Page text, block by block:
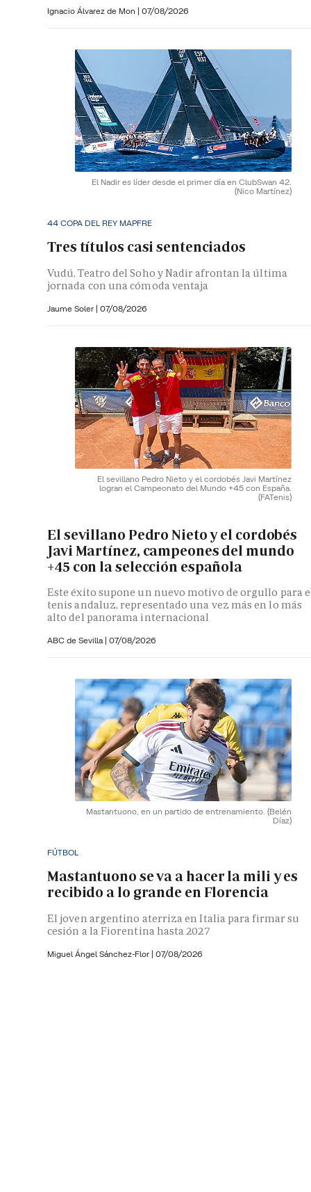
Ignacio Álvarez de Mon | 07/08/2026
El Nadir es líder desde el primer día en ClubSwan 42.
(Nico Martínez)
44 COPA DEL REY MAPFRE
Tres títulos casi sentenciados
Vudú, Teatro del Soho y Nadir afrontan la última
jornada con una cómoda ventaja
Jaume Soler | 07/08/2026
El sevillano Pedro Nieto y el cordobés Javi Martínez
logran el Campeonato del Mundo +45 con España.
(FATenis)
El sevillano Pedro Nieto y el cordobés
Javi Martínez, campeones del mundo
+45 con la selección española
Este éxito supone un nuevo motivo de orgullo para
tenis andaluz, representado una vez más en lo más
alto del panorama internacional
ABC de Sevilla | 07/08/2026
Mastantuono, en un partido de entrenamiento. (Belén
Díaz)
FÚTBOL
Mastantuono se va a hacer la mili y es
recibido a lo grande en Florencia
El joven argentino aterriza en Italia para firmar su
cesión a la Fiorentina hasta 2027
Miguel Ángel Sánchez-Flor | 07/08/2026